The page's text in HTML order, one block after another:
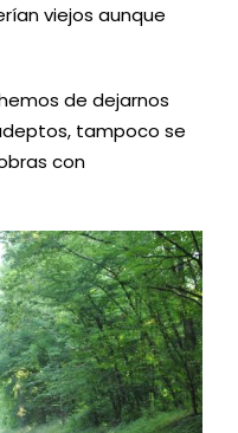
viejos aunque
de dejarnos
tampoco se
con